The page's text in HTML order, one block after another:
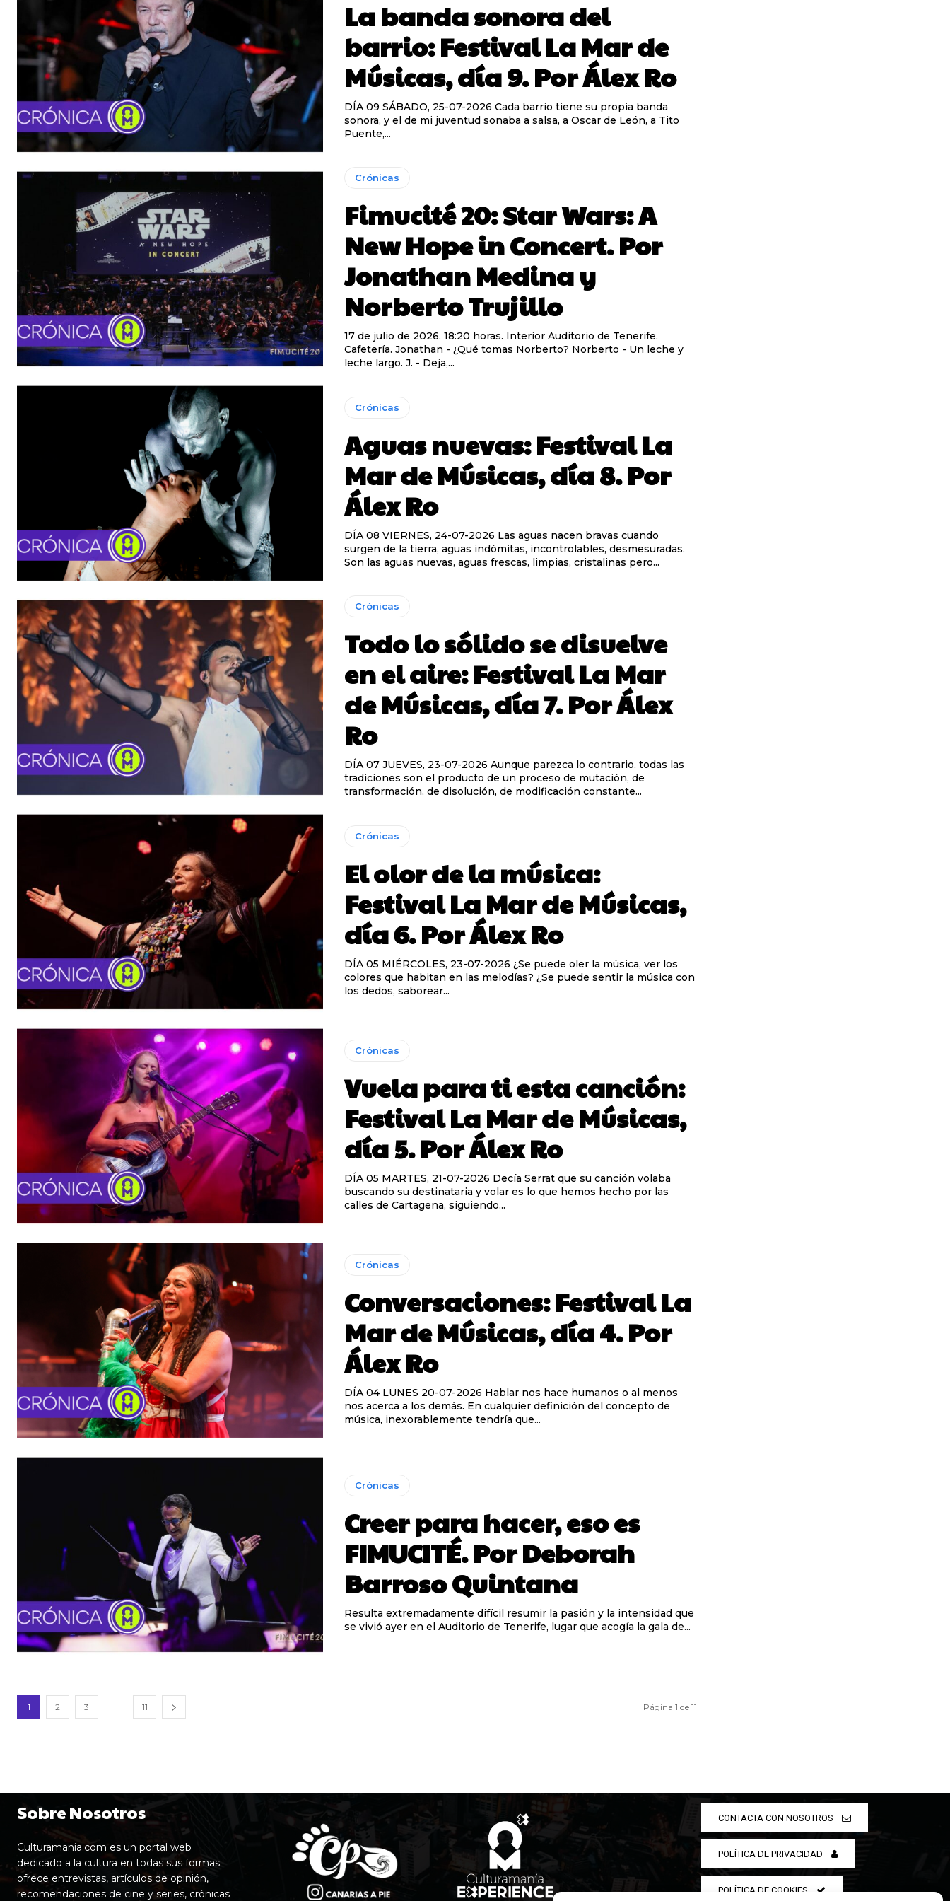
La banda sonora del
barrio: Festival La Mar de
Músicas, día 9. Por Álex Ro
DÍA 09 SÁBADO, 25-07-2026 Cada barrio tiene su propia banda
sonora, y el de mi juventud sonaba a salsa, a Oscar de León, a Tito
Puente,...
Crónicas
Fimucité 20: Star Wars: A
New Hope in Concert. Por
Jonathan Medina y
Norberto Trujillo
17 de julio de 2026. 18:20 horas. Interior Auditorio de Tenerife.
Cafetería. Jonathan - ¿Qué tomas Norberto? Norberto - Un leche y
leche largo. J. - Deja,...
Crónicas
Aguas nuevas: Festival La
Mar de Músicas, día 8. Por
Álex Ro
DÍA 08 VIERNES, 24-07-2026 Las aguas nacen bravas cuando
surgen de la tierra, aguas indómitas, incontrolables, desmesuradas.
Son las aguas nuevas, aguas frescas, limpias, cristalinas pero...
Crónicas
Todo lo sólido se disuelve
en el aire: Festival La Mar
de Músicas, día 7. Por Álex
Ro
DÍA 07 JUEVES, 23-07-2026 Aunque parezca lo contrario, todas las
tradiciones son el producto de un proceso de mutación, de
transformación, de disolución, de modificación constante...
Crónicas
El olor de la música:
Festival La Mar de Músicas,
día 6. Por Álex Ro
DÍA 05 MIÉRCOLES, 23-07-2026 ¿Se puede oler la música, ver los
colores que habitan en las melodías? ¿Se puede sentir la música con
los dedos, saborear...
Crónicas
Vuela para ti esta canción:
Festival La Mar de Músicas,
día 5. Por Álex Ro
DÍA 05 MARTES, 21-07-2026 Decía Serrat que su canción volaba
buscando su destinataria y volar es lo que hemos hecho por las
calles de Cartagena, siguiendo...
Crónicas
Conversaciones: Festival La
Mar de Músicas, día 4. Por
Álex Ro
DÍA 04 LUNES 20-07-2026 Hablar nos hace humanos o al menos
nos acerca a los demás. En cualquier definición del concepto de
música, inexorablemente tendría que...
Crónicas
Creer para hacer, eso es
FIMUCITÉ. Por Deborah
Barroso Quintana
Resulta extremadamente difícil resumir la pasión y la intensidad que
se vivió ayer en el Auditorio de Tenerife, lugar que acogía la gala de...
1 2 3 ... 11 Página 1 de 11
Sobre Nosotros
Culturamania.com es un portal web
dedicado a la cultura en todas sus formas:
ofrece entrevistas, artículos de opinión,
recomendaciones de cine y series, crónicas
CONTACTA CON NOSOTROS
POLÍTICA DE PRIVACIDAD
POLÍTICA DE COOKIES